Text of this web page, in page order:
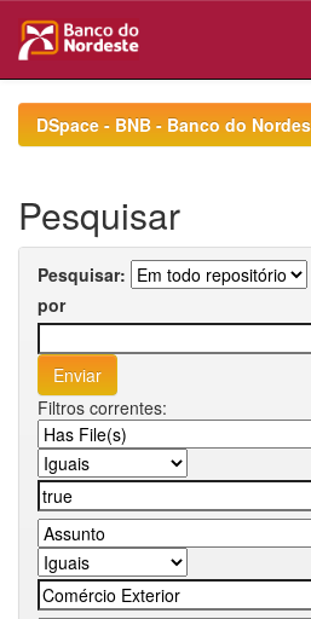
navigationDSpace - BNB - Banco do
Pesquisar
Pesquisar:
por
Filtros correntes: